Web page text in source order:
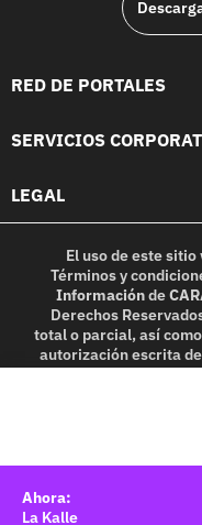
RED DE PORTALES
SERVICIOS
LEGAL
El uso de este
Términos y
Informaciónde
Derechos
total o parcial, así
autorización escrita
in part, or
La Kalle